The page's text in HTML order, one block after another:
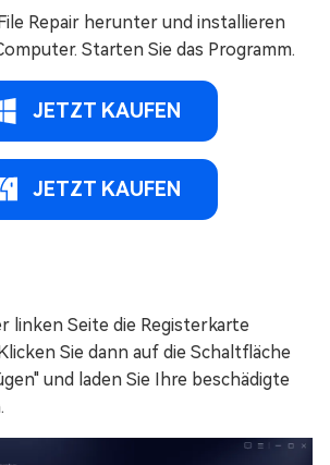
Repair herunter und installieren
Starten Sie das Programm.
JETZT KAUFEN
JETZT KAUFEN
linken Seite die Registerkarte
Sie dann auf die Schaltfläche
und laden Sie Ihre beschädigte